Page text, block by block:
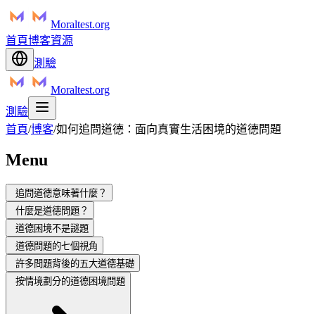
Moraltest.org
首頁博客資源
測驗
Moraltest.org
測驗
首頁/博客/如何追問道德：面向真實生活困境的道德問題
Menu
追問道德意味著什麼？
什麼是道德問題？
道德困境不是謎題
道德問題的七個視角
許多問題背後的五大道德基礎
按情境劃分的道德困境問題